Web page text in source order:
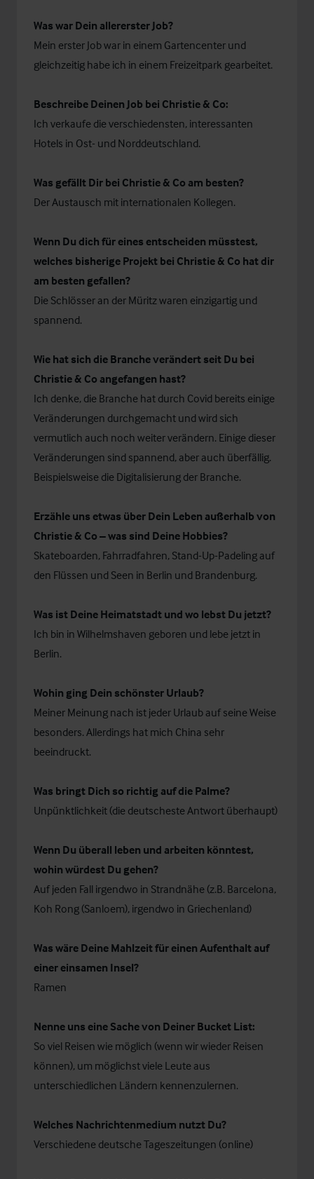
Was war Dein allererster Job?
Mein erster Job war in einem Gartencenter und
gleichzeitig habe ich in einem Freizeitpark gearbeitet.
Beschreibe Deinen Job bei Christie & Co:
Ich verkaufe die verschiedensten, interessanten
Hotels in Ost- und Norddeutschland.
Was gefällt Dir bei Christie & Co am besten?
Der Austausch mit internationalen Kollegen.
Wenn Du dich für eines entscheiden müsstest,
welches bisherige Projekt bei Christie & Co hat dir
am besten gefallen?
Die Schlösser an der Müritz waren einzigartig und
spannend.
Wie hat sich die Branche verändert seit Du bei
Christie & Co angefangen hast?
Ich denke, die Branche hat durch Covid bereits einige
Veränderungen durchgemacht und wird sich
vermutlich auch noch weiter verändern. Einige dieser
Veränderungen sind spannend, aber auch überfällig.
Beispielsweise die Digitalisierung der Branche.
Erzähle uns etwas über Dein Leben außerhalb von
Christie & Co – was sind Deine Hobbies?
Skateboarden, Fahrradfahren, Stand-Up-Padeling auf
den Flüssen und Seen in Berlin und Brandenburg.
Was ist Deine Heimatstadt und wo lebst Du jetzt?
Ich bin in Wilhelmshaven geboren und lebe jetzt in
Berlin.
Wohin ging Dein schönster Urlaub?
Meiner Meinung nach ist jeder Urlaub auf seine Weise
besonders. Allerdings hat mich China sehr
beeindruckt.
Was bringt Dich so richtig auf die Palme?
Unpünktlichkeit (die deutscheste Antwort überhaupt)
Wenn Du überall leben und arbeiten könntest,
wohin würdest Du gehen?
Auf jeden Fall irgendwo in Strandnähe (z.B. Barcelona,
Koh Rong (Sanloem), irgendwo in Griechenland)
Was wäre Deine Mahlzeit für einen Aufenthalt auf
einer einsamen Insel?
Ramen
Nenne uns eine Sache von Deiner Bucket List:
So viel Reisen wie möglich (wenn wir wieder Reisen
können), um möglichst viele Leute aus
unterschiedlichen Ländern kennenzulernen.
Welches Nachrichtenmedium nutzt Du?
Verschiedene deutsche Tageszeitungen (online)